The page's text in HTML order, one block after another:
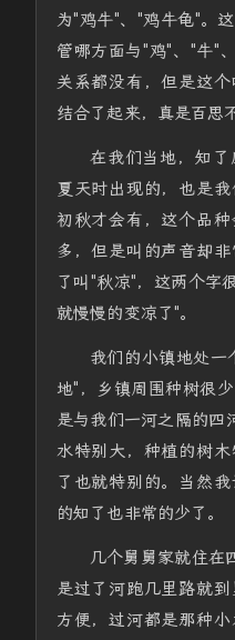
为"鸡牛"、"鸡牛龟"。
管哪方面与"鸡"、"牛"
关系都没有，但是这
结合了起来，真是百思
在我们当地，知
夏天时出现的，也是
初秋才会有，这个品
多，但是叫的声音却
了叫"秋凉"，这两个字
就慢慢的变凉了"。
我们的小镇地处一
地"，乡镇周围种树很
是与我们一河之隔的四
水特别大，种植的树
了也就特别的。当然
的知了也非常的少了。
几个舅舅家就住在
是过了河跑几里路就
方便，过河都是那种